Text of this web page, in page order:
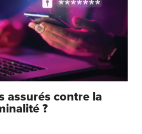
assurés contre la
?